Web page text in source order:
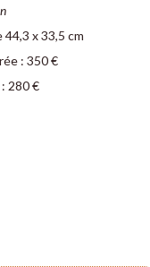
x 33,5 cm
: 350 €
280 €